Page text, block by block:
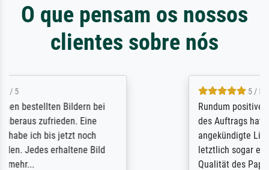
O que pensam os nossos
clientes sobre nós
Rundum positive Erfahrung. Die Ausführung
des Auftrags hat eine Weile gedauert, die
angekündigte Lieferzeit wurde aber
letztlich sogar etwas unterschritten. Die